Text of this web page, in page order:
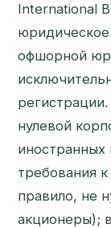
International
юридическое
офшорной
нулевой
требования
правило, не
акционеры);